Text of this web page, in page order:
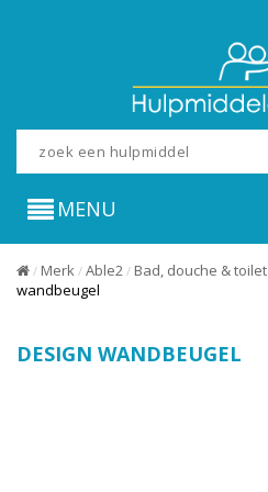
MENU
/ Merk / Able2 / Bad, douche & toilet
wandbeugel
DESIGN WANDBEUGEL